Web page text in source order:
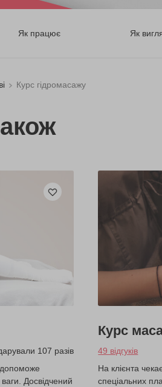
Як працює Як
Курс гідромасажу
107 разів
допоможе
Досвідчений
Курс
49 відгуків
На клієнта
спеціальних